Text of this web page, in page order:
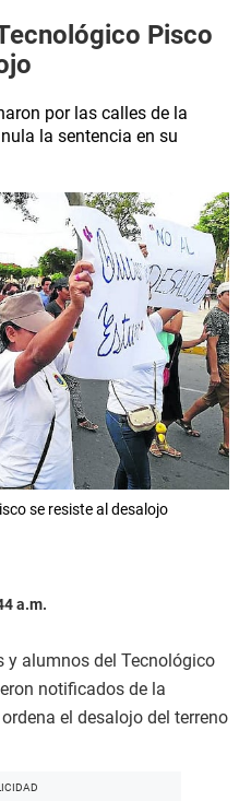
Pisco
por las calles de la
la sentencia en su
se resiste al desalojo
a.m.
y alumnos del Tecnológico
notificados de la
el desalojo del terreno